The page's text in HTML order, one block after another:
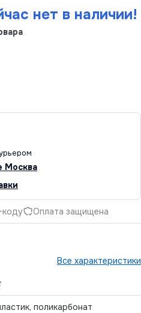
Все характеристики
поликарбонат
нет в наличии!
Москва
Оплата защищена